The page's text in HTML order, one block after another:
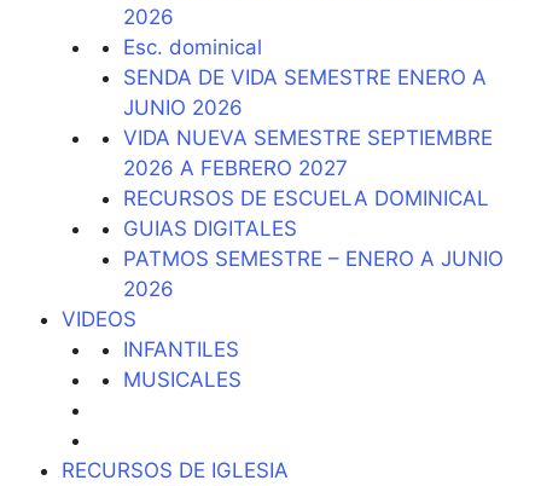
2026
Esc. dominical
SENDA DE VIDA SEMESTRE ENERO A
JUNIO 2026
VIDA NUEVA SEMESTRE SEPTIEMBRE
2026 A FEBRERO 2027
RECURSOS DE ESCUELA DOMINICAL
GUIAS DIGITALES
PATMOS SEMESTRE – ENERO A JUNIO
2026
VIDEOS
INFANTILES
MUSICALES
RECURSOS DE IGLESIA